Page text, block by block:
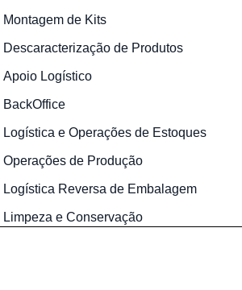
Montagem de Kits
Descaracterização de Produtos
Apoio Logístico
BackOffice
Logística e Operações de Estoques
Operações de Produção
Logística Reversa de Embalagem
Limpeza e Conservação